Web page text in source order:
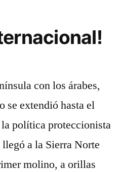
con los árabes,
se extendió hasta el
política proteccionista
a la Sierra Norte
molino, a orillas